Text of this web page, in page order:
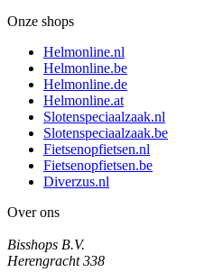
Onze shops
Helmonline.nl
Helmonline.be
Helmonline.de
Helmonline.at
Slotenspeciaalzaak.nl
Slotenspeciaalzaak.be
Fietsenopfietsen.nl
Fietsenopfietsen.be
Diverzus.nl
Over ons
Bisshops B.V.
Herengracht 338